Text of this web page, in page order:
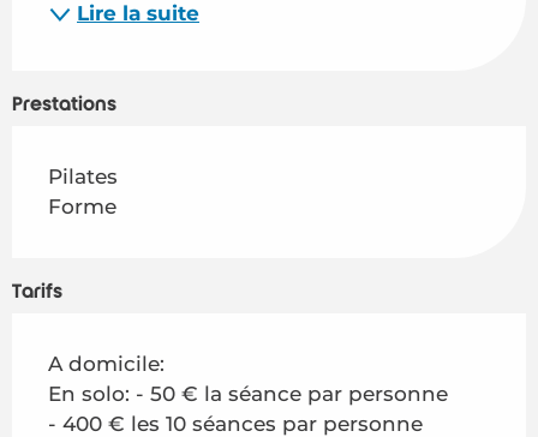
Lire la suite
Prestations
Pilates
Forme
Tarifs
A domicile:
En solo: - 50 € la séance par personne
- 400 € les 10 séances par personne